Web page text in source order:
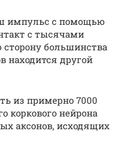
импульс с помощью
с тысячами
большинства
находится другой
из примерно 7000
коркового нейрона
аксонов, исходящих